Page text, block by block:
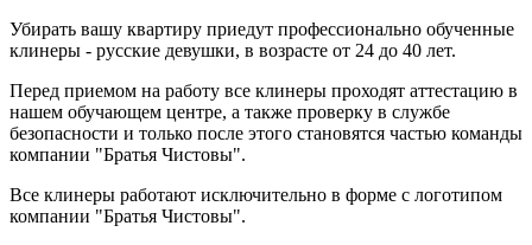
Убирать вашу квартиру приедут профессионально обученные
клинеры - русские девушки, в возрасте от 24 до 40 лет.
Перед приемом на работу все клинеры проходят аттестацию в
нашем обучающем центре, а также проверку в службе
безопасности и только после этого становятся частью команды
компании "Братья Чистовы".
Все клинеры работают исключительно в форме с логотипом
компании "Братья Чистовы".